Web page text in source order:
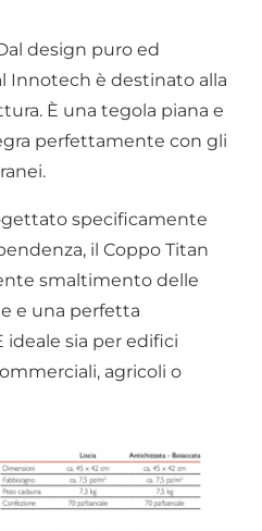
design puro ed
Innotech è destinato alla
È una tegola piana e
perfettamente con gli
specificamente
il Coppo Titan
smaltimento delle
e una perfetta
ideale sia per edifici
agricoli o